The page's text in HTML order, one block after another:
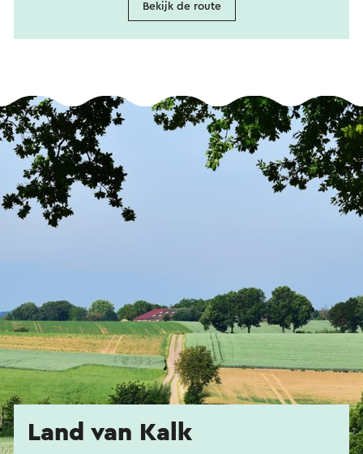
Bekijk de route
Land van Kalk